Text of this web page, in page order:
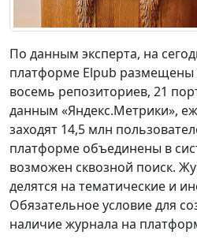
По данным эксперта, на
платформе Elpub размещены
восемь репозиториев, 21
данным «Яндекс.Метрики»,
заходят 14,5 млн
платформе объединены в
возможен сквозной поиск.
делятся на тематические и
Обязательное условие для
наличие журнала на